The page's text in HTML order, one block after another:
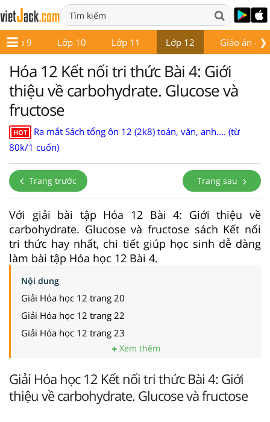
❯
Lớp 9 Lớp 10 Lớp 11 Lớp 12 Giáo án -
Hóa 12 Kết nối tri thức Bài 4: Giới
thiệu về carbohydrate. Glucose và
fructose
HOT
Ra mắt Sách tổng ôn 12 (2k8) toán, văn, anh.... (từ
80k/1 cuốn)
Trang trước Trang sau
Với giải bài tập Hóa 12 Bài 4: Giới thiệu về
carbohydrate. Glucose và fructose sách Kết nối
tri thức hay nhất, chi tiết giúp học sinh dễ dàng
làm bài tập Hóa học 12 Bài 4.
Nội dung
Giải Hóa học 12 trang 20
Giải Hóa học 12 trang 22
Giải Hóa học 12 trang 23
Xem thêm
Giải Hóa học 12 Kết nối tri thức Bài 4: Giới
thiệu về carbohydrate. Glucose và fructose